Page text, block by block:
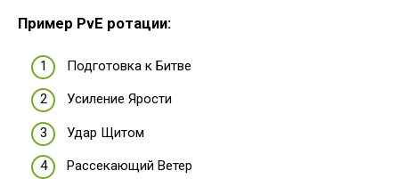
Пример PvE ротации:
Подготовка к Битве
Усиление Ярости
Удар Щитом
Рассекающий Ветер